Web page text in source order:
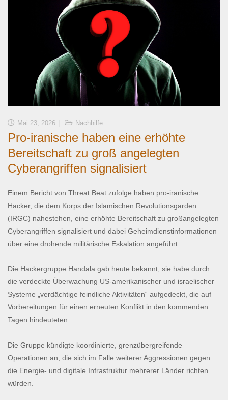
Mai 23, 2026 Nachhilfe
Pro-iranische haben eine erhöhte
Bereitschaft zu groß angelegten
Cyberangriffen signalisiert
Einem Bericht von Threat Beat zufolge haben pro-iranische
Hacker, die dem Korps der Islamischen Revolutionsgarden
(IRGC) nahestehen, eine erhöhte Bereitschaft zu großangelegten
Cyberangriffen signalisiert und dabei Geheimdienstinformationen
über eine drohende militärische Eskalation angeführt.
Die Hackergruppe Handala gab heute bekannt, sie habe durch
die verdeckte Überwachung US-amerikanischer und israelischer
Systeme „verdächtige feindliche Aktivitäten“ aufgedeckt, die auf
Vorbereitungen für einen erneuten Konflikt in den kommenden
Tagen hindeuteten.
Die Gruppe kündigte koordinierte, grenzübergreifende
Operationen an, die sich im Falle weiterer Aggressionen gegen
die Energie- und digitale Infrastruktur mehrerer Länder richten
würden.